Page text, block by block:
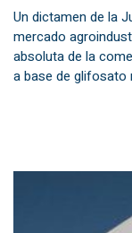
Un dictamen de la
mercado
absoluta de la
a base de glifosato